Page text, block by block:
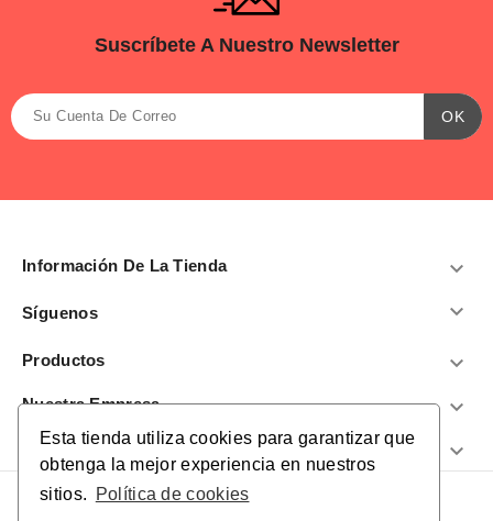
Esta tienda utiliza cookies para garantizar que
obtenga la mejor experiencia en nuestros
sitios.
Política de cookies
Suscríbete A Nuestro Newsletter
Información De La Tienda 
Síguenos 
Productos 
Nuestra Empresa 
¿Te Ayudamos? 